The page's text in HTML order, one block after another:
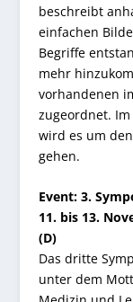
beschreibt
einfachen
Begriffe
mehr
vorhandenen
zugeordnet.
wird es um
gehen.
Event: 3.
11. bis 13.
(D)
Das dritte
unter dem